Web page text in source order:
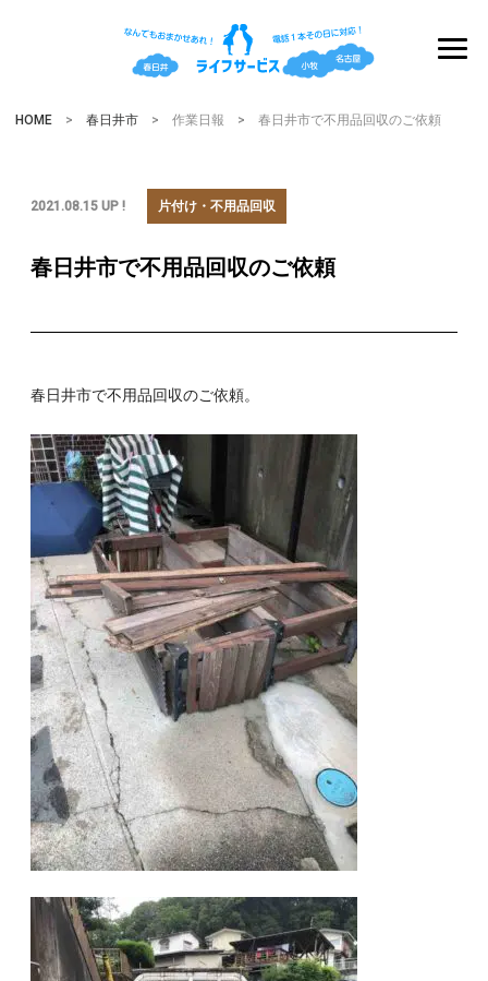
HOME > 春日井市 > 作業日報 > 春日井市で不用品回収のご依頼
2021.08.15 UP ! 片付け・不用品回収
春日井市で不用品回収のご依頼
春日井市で不用品回収のご依頼。